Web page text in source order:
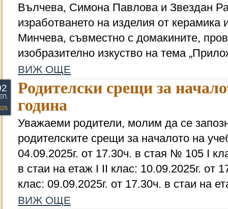
Вълчева, Симона Павлова и Звездан
изработването на изделия от
Минчева, съвместно с домакините,
изобразително изкуство на тема
ВИЖ ОЩЕ
Родителски срещи за
година
Уважаеми родители, молим да се
родителските срещи за началото на
04.09.2025г. от 17.30ч. в стая № 105 I
в стаи на етаж I II клас: 10.09.2025г. от
клас: 09.09.2025г. от 17.30ч. в стаи на
ВИЖ ОЩЕ